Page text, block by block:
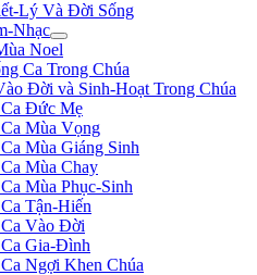
Lý Và Đời Sống
Nhạc
Noel
Ca Trong Chúa
Đời và Sinh-Hoạt Trong Chúa
Đức Mẹ
Mùa Vọng
Mùa Giáng Sinh
Mùa Chay
Mùa Phục-Sinh
Tận-Hiến
Vào Đời
Gia-Đình
Ngợi Khen Chúa